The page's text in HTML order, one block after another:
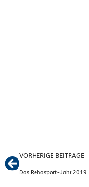
VORHERIGE BEITRÄGE
Das Rehasport-Jahr 2019